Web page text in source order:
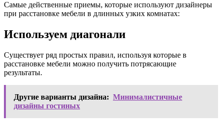
Самые действенные приемы, которые используют дизайнеры
при расстановке мебели в длинных узких комнатах:
Используем диагонали
Существует ряд простых правил, используя которые в
расстановке мебели можно получить потрясающие
результаты.
Другие варианты дизайна: Минималистичные
дизайны гостиных